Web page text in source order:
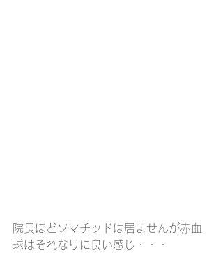
院長ほどソマチッドは居ませんが赤血
球はそれなりに良い感じ・・・